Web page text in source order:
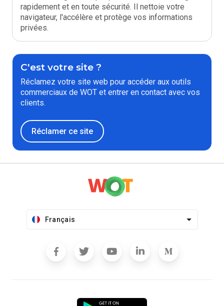
rapidement et en toute sécurité. Il nettoie votre
navigateur, l'accélère et protège vos informations
privées.
C'est votre site ?
Réclamez votre site web pour accéder aux outils
commerciaux de WOT et entrer en contact avec vos
clients.
Réclamer ce site
Français